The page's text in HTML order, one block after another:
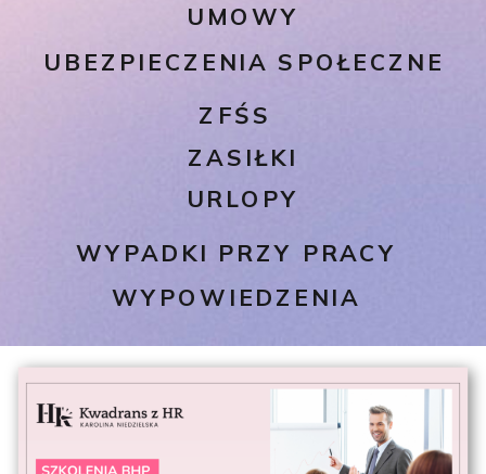
UMOWY
UBEZPIECZENIA SPOŁECZNE
URLOPY
WYPADKI PRZY PRACY
WYPOWIEDZENIA
ZASIŁKI
ZFŚS